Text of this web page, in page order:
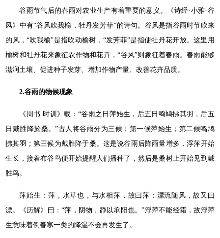
谷雨节气后的春雨对农业生产有着重要的意义。《诗经·小雅·谷
风》中有“谷风吹我榆，牡丹发芳菲”的诗句。谷风是指谷雨时节吹来
的风，“吹我榆”是指吹动榆树，“发芳菲”是指使牡丹花开放。这里用
榆树和牡丹花来象征农作物和花卉，“谷风”则象征着春雨。春雨能够
滋润土壤、促进种子发芽、增加作物产量、改善花卉品质。
2.谷雨的物候现象
《周书·时训》载：“谷雨之日萍始生，后五日鸣鸠拂其羽，后五
日戴胜降於桑。”古人将谷雨分为三候：第一候萍始生；第二候鸣鸠
拂其羽；第三候为戴胜降于桑。这是说谷雨后降雨量增多，浮萍开始
生长，接着布谷鸟便开始提醒人们播种了，然后是桑树上开始见到戴
胜鸟。
萍始生：萍，水草也，与水相萍，故曰萍；漂流随风，故又曰
漂。《历解》曰：“萍，阴物，静以承阳也。”浮萍不能经霜，故浮萍
生意味着倒春寒一类的降温不会再发生了。